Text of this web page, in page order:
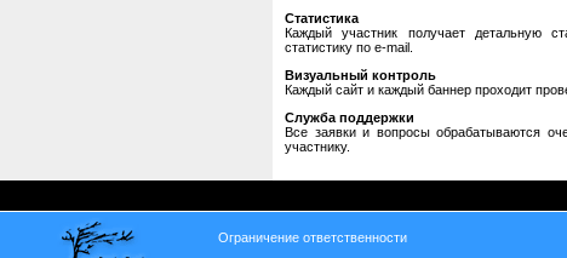
Статистика
Каждый участник получает детальную
статистику по e-mail.
Визуальный контроль
Каждый сайт и каждый баннер проходит
Служба поддержки
Все заявки и вопросы обрабатываются
участнику.
Ограничение ответственности